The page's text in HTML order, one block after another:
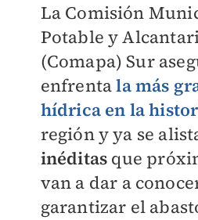
La Comisión
Potable y
(Comapa) Sur
enfrentala más
hídrica en la
región y ya se
inéditas que
van a dar a
garantizar el